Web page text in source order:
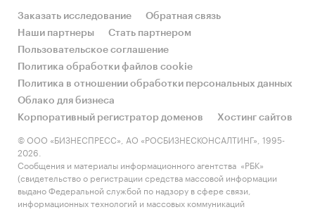
10.Факторы, препятствующие росту рынка
аккумуляторов в России.
11.Финансово-хозяйственная деятельность
участников рынка аккумуляторов в России.
Объект исследования
Рынок аккумуляторов в России.
Метод сбора и анализа данных
Основным методом сбора данных является
мониторинг документов.
Заказать исследование
Обратная связь
Наши партнеры
Стать партнером
Пользовательское соглашение
Политика обработки файлов cookie
Политика в отношении обработки персональных данных
Облако для бизнеса
Корпоративный регистратор доменов
Хостинг сайтов
© ООО «БИЗНЕСПРЕСС», АО «РОСБИЗНЕСКОНСАЛТИНГ», 1995-
2026.
Сообщения и материалы информационного агентства «РБК»
(свидетельство о регистрации средства массовой информации
выдано Федеральной службой по надзору в сфере связи,
информационных технологий и массовых коммуникаций